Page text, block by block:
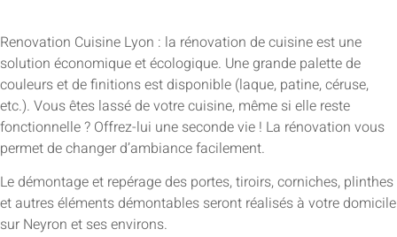
Renovation Cuisine Lyon : la rénovation de cuisine est une
solution économique et écologique. Une grande palette de
couleurs et de finitions est disponible (laque, patine, céruse,
etc.). Vous êtes lassé de votre cuisine, même si elle reste
fonctionnelle ? Offrez-lui une seconde vie ! La rénovation vous
permet de changer d’ambiance facilement.
Le démontage et repérage des portes, tiroirs, corniches, plinthes
et autres éléments démontables seront réalisés à votre domicile
sur Neyron et ses environs.